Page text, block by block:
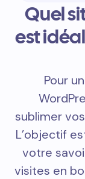
Quel
est
Pour
sublimer
L’objectif
votre
visites en